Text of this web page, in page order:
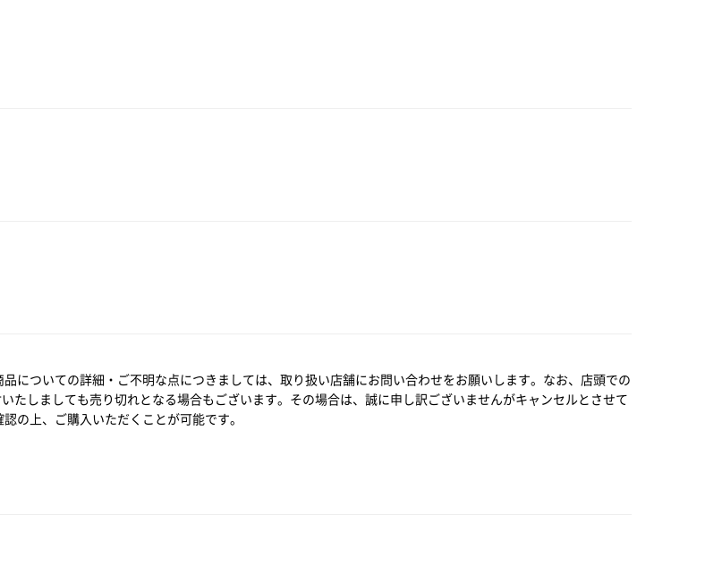
についての詳細・ご不明な点につきましては、取り扱い店舗にお問い合わせをお願いします。なお、店頭での
たしましても売り切れとなる場合もございます。その場合は、誠に申し訳ございませんがキャンセルとさせて
の上、ご購入いただくことが可能です。